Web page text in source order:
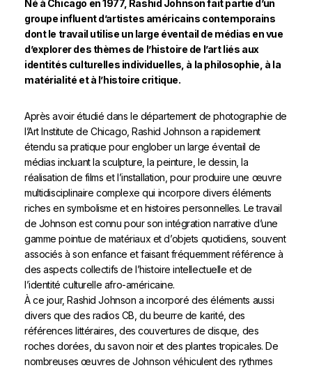
Né à Chicago en 1977, Rashid Johnson fait partie d’un
groupe influent d’artistes américains contemporains
dont le travail utilise un large éventail de médias en vue
d’explorer des thèmes de l’histoire de l’art liés aux
identités culturelles individuelles, à la philosophie, à la
matérialité et à l’histoire critique.
Après avoir étudié dans le département de photographie de
l’Art Institute de Chicago, Rashid Johnson a rapidement
étendu sa pratique pour englober un large éventail de
médias incluant la sculpture, la peinture, le dessin, la
réalisation de films et l’installation, pour produire une œuvre
multidisciplinaire complexe qui incorpore divers éléments
riches en symbolisme et en histoires personnelles. Le travail
de Johnson est connu pour son intégration narrative d’une
gamme pointue de matériaux et d’objets quotidiens, souvent
associés à son enfance et faisant fréquemment référence à
des aspects collectifs de l’histoire intellectuelle et de
l’identité culturelle afro-américaine.
À ce jour, Rashid Johnson a incorporé des éléments aussi
divers que des radios CB, du beurre de karité, des
références littéraires, des couvertures de disque, des
roches dorées, du savon noir et des plantes tropicales. De
nombreuses œuvres de Johnson véhiculent des rythmes